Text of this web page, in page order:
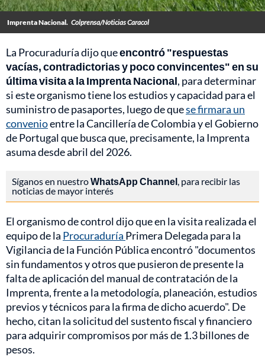
Imprenta Nacional. Colprensa/Noticias Caracol
La Procuraduría dijo queencontró "respuestas
vacías, contradictorias y poco convincentes" en su
última visita a la Imprenta Nacional, para determinar
si este organismo tiene los estudios y capacidad para el
suministro de pasaportes, luego de quese firmara un
convenioentre la Cancillería de Colombia y el Gobierno
de Portugal que busca que, precisamente, la Imprenta
asuma desde abril del 2026.
Síganos en nuestroWhatsApp Channel, para recibir las
noticias de mayor interés
El organismo de control dijo que en la visita realizada el
equipo de la Procuraduría Primera Delegada para la
Vigilancia de la Función Pública encontró "documentos
sin fundamentos y otros que pusieron de presente la
falta de aplicación del manual de contratación de la
Imprenta, frente a la metodología, planeación, estudios
previos y técnicos para la firma de dicho acuerdo". De
hecho, citan la solicitud del sustento fiscal y financiero
para adquirir compromisos por más de 1.3 billones de
pesos.